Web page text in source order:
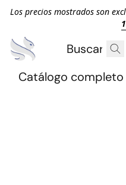
Los precios mostrados son
Catálogo completo